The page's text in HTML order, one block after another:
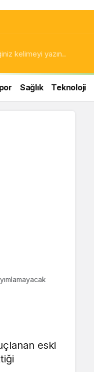
Sağlık Teknoloji
eski
taş çıkartır:
tarifi